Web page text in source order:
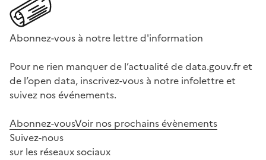
Abonnez-vous à notre lettre d'information
Pour ne rien manquer de l’actualité de data.gouv.fr et
de l’open data, inscrivez-vous à notre infolettre et
suivez nos événements.
Abonnez-vousVoir nos prochains évènements
Suivez-nous
sur les réseaux sociaux